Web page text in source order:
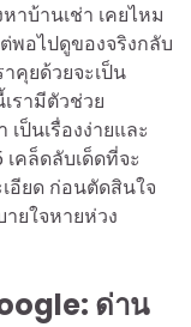
าบ้านเช่า เคยไหม
พอไปดูของจริงกลับ
คุยด้วยจะเป็น
รามีตัวช่วย
ป็นเรื่องง่ายและ
คล็ดลับเด็ดที่จะ
อียด ก่อนตัดสินใจ
ยใจหายห่วง
ด่าน